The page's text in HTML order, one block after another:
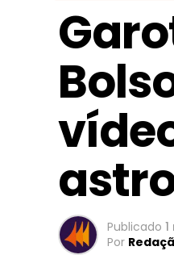
Publicado
Por